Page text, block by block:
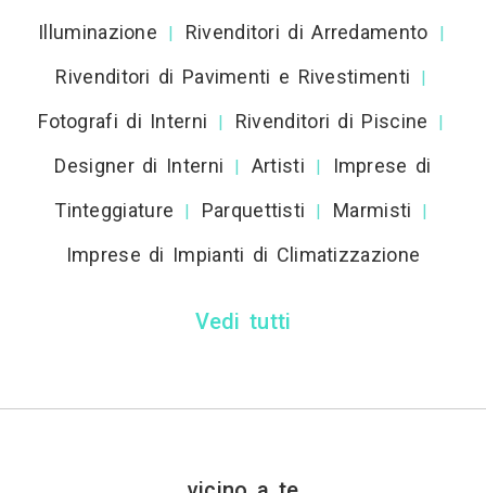
Illuminazione
| Rivenditori di Arredamento |
Rivenditori di Pavimenti e Rivestimenti |
Fotografi di Interni | Rivenditori di Piscine |
Designer di Interni | Artisti |
Imprese di
Tinteggiature
| Parquettisti | Marmisti |
Imprese di Impianti di Climatizzazione
Vedi tutti